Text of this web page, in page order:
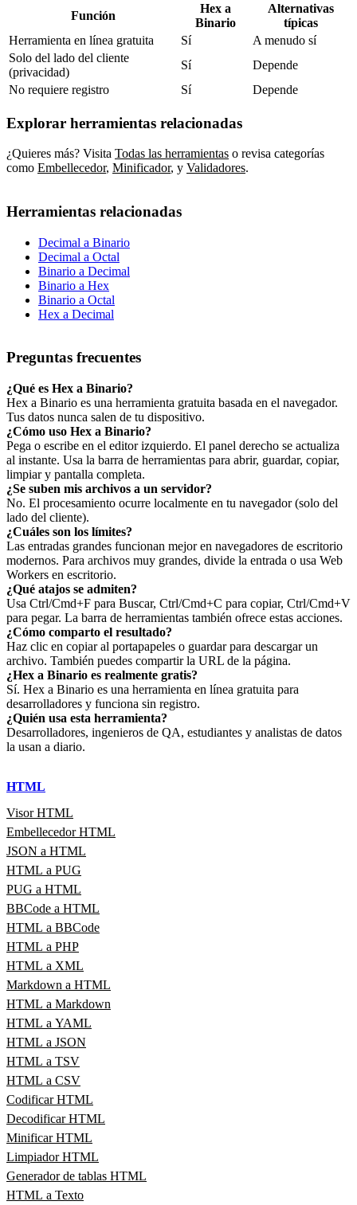
Función
Hex a
Binario
Alternativas
típicas
Herramienta en línea gratuita
Sí
A menudo sí
Solo del lado del cliente
(privacidad)
Sí
Depende
No requiere registro
Sí Depende
Explorar herramientas relacionadas
¿Quieres más? Visita Todas las herramientas o revisa categorías
como Embellecedor, Minificador, y Validadores.
Herramientas relacionadas
Decimal a Binario
Decimal a Octal
Binario a Decimal
Binario a Hex
Binario a Octal
Hex a Decimal
Preguntas frecuentes
¿Qué es Hex a Binario?
Hex a Binario es una herramienta gratuita basada en el navegador.
Tus datos nunca salen de tu dispositivo.
¿Cómo uso Hex a Binario?
Pega o escribe en el editor izquierdo. El panel derecho se actualiza
al instante. Usa la barra de herramientas para abrir, guardar, copiar,
limpiar y pantalla completa.
¿Se suben mis archivos a un servidor?
No. El procesamiento ocurre localmente en tu navegador (solo del
lado del cliente).
¿Cuáles son los límites?
Las entradas grandes funcionan mejor en navegadores de escritorio
modernos. Para archivos muy grandes, divide la entrada o usa Web
Workers en escritorio.
¿Qué atajos se admiten?
Usa Ctrl/Cmd+F para Buscar, Ctrl/Cmd+C para copiar, Ctrl/Cmd+V
para pegar. La barra de herramientas también ofrece estas acciones.
¿Cómo comparto el resultado?
Haz clic en copiar al portapapeles o guardar para descargar un
archivo. También puedes compartir la URL de la página.
¿Hex a Binario es realmente gratis?
Sí. Hex a Binario es una herramienta en línea gratuita para
desarrolladores y funciona sin registro.
¿Quién usa esta herramienta?
Desarrolladores, ingenieros de QA, estudiantes y analistas de datos
la usan a diario.
HTML
Visor HTML
Embellecedor HTML
JSON a HTML
HTML a PUG
PUG a HTML
BBCode a HTML
HTML a BBCode
HTML a PHP
HTML a XML
Markdown a HTML
HTML a Markdown
HTML a YAML
HTML a JSON
HTML a TSV
HTML a CSV
Codificar HTML
Decodificar HTML
Minificar HTML
Limpiador HTML
Generador de tablas HTML
HTML a Texto